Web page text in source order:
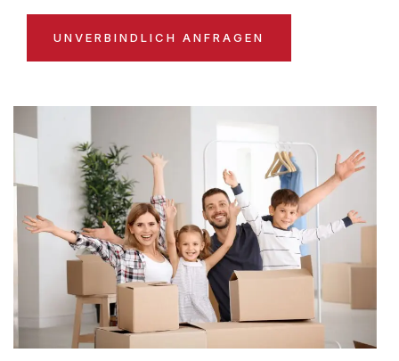
UNVERBINDLICH ANFRAGEN